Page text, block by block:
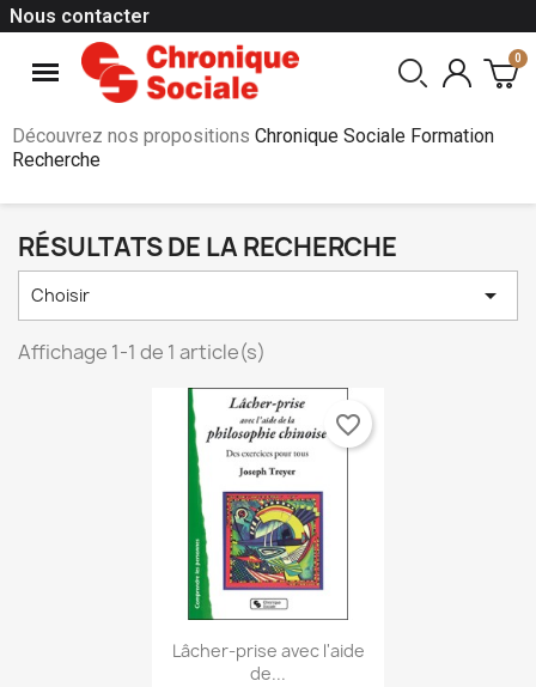
Nous contacter
Découvrez nos propositions Chronique Sociale Formation
Recherche
RÉSULTATS DE LA RECHERCHE
Choisir 
Affichage 1-1 de 1 article(s)
Aperçu rapide
Lâcher-prise avec l'aide
de...
favorite_border